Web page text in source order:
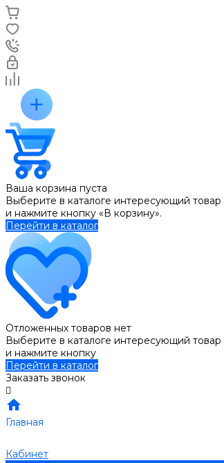
Ваша корзина пуста
Выберите в каталоге интересующий товар
и нажмите кнопку «В корзину».
Перейти в каталог
Отложенных товаров нет
Выберите в каталоге интересующий товар
и нажмите кнопку
Перейти в каталог
Заказать звонок
Главная
Кабинет